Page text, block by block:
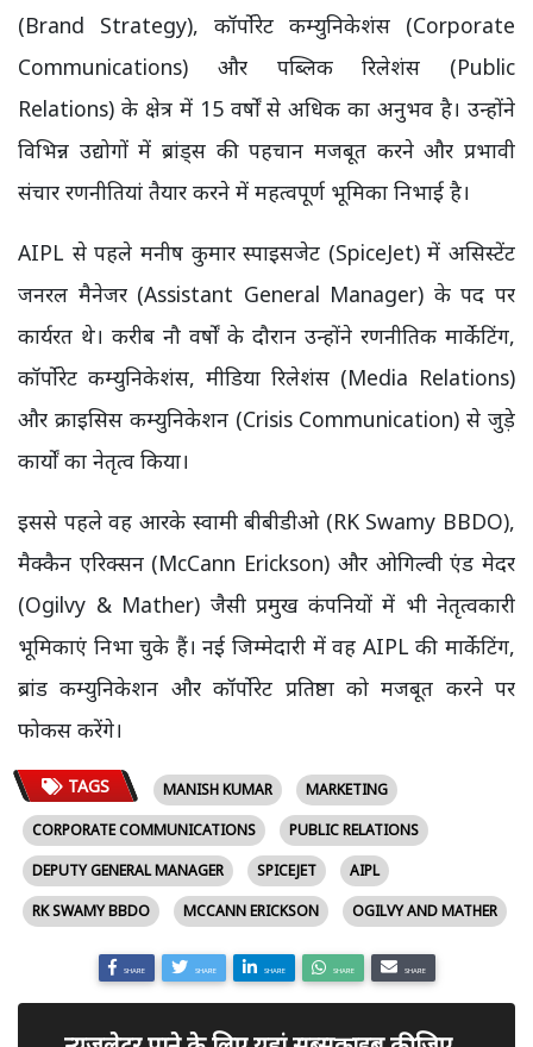
(Brand Strategy), कॉर्पोरेट कम्युनिकेशंस (Corporate
Communications) और पब्लिक रिलेशंस (Public
Relations) के क्षेत्र में 15 वर्षों से अधिक का अनुभव है। उन्होंने
विभिन्न उद्योगों में ब्रांड्स की पहचान मजबूत करने और प्रभावी
संचार रणनीतियां तैयार करने में महत्वपूर्ण भूमिका निभाई है।
AIPL से पहले मनीष कुमार स्पाइसजेट (SpiceJet) में असिस्टेंट
जनरल मैनेजर (Assistant General Manager) के पद पर
कार्यरत थे। करीब नौ वर्षों के दौरान उन्होंने रणनीतिक मार्केटिंग,
कॉर्पोरेट कम्युनिकेशंस, मीडिया रिलेशंस (Media Relations)
और क्राइसिस कम्युनिकेशन (Crisis Communication) से जुड़े
कार्यों का नेतृत्व किया।
इससे पहले वह आरके स्वामी बीबीडीओ (RK Swamy BBDO),
मैक्कैन एरिक्सन (McCann Erickson) और ओगिल्वी एंड मेदर
(Ogilvy & Mather) जैसी प्रमुख कंपनियों में भी नेतृत्वकारी
भूमिकाएं निभा चुके हैं। नई जिम्मेदारी में वह AIPL की मार्केटिंग,
ब्रांड कम्युनिकेशन और कॉर्पोरेट प्रतिष्ठा को मजबूत करने पर
फोकस करेंगे।
TAGS MANISH KUMAR
MARKETING
CORPORATE COMMUNICATIONS
PUBLIC RELATIONS
DEPUTY GENERAL MANAGER
SPICEJET
AIPL
RK SWAMY BBDO
MCCANN ERICKSON OGILVY AND MATHER
SHARE SHARE SHARE SHARE SHARE